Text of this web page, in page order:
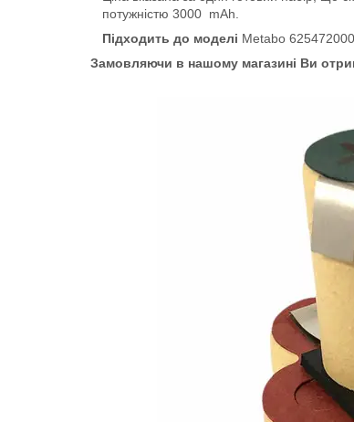
потужністю 3000 mAh.
Підходить до моделі Metabo
Замовляючи в нашому магазині Ви